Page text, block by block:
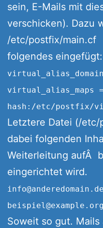
sein, E-Mails mit
verschicken). Dazu
/etc/postfix/main.cf
folgendes eingefügt:
virtual_alias_maps =
hash:/etc/postfix/
Letztere Datei (/
dabei folgenden
Weiterleitung aufÂ
eingerichtet wird.
beispiel@example.org
Soweit so gut. Mails